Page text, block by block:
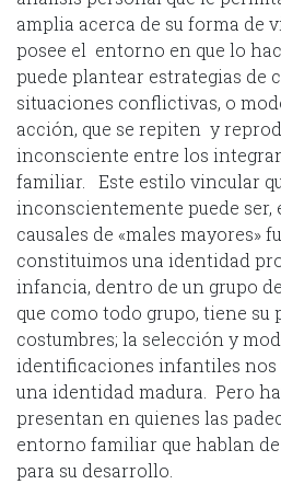
amplia acerca de su forma de
posee el entorno en que lo
puede plantear estrategias de
situaciones conflictivas, o
acción, que se repiten y
inconsciente entre los
familiar. Este estilo vincular
inconscientemente puede ser,
causales de «males mayores»
constituimos una identidad
infancia, dentro de un grupo
que como todo grupo, tiene
costumbres; la selección y
identificaciones infantiles nos
una identidad madura. Pero
presentan en quienes las
entorno familiar que hablan
para su desarrollo.